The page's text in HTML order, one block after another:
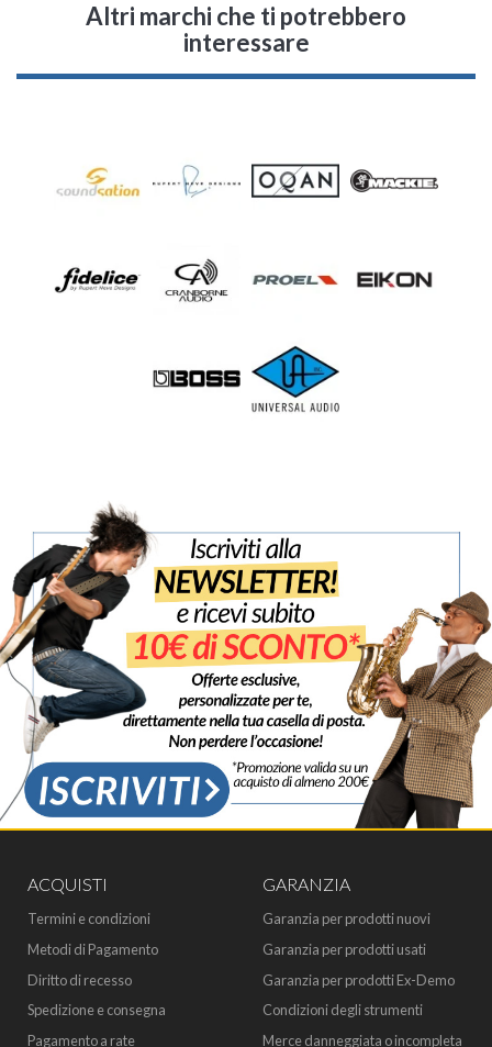
Altri marchi che ti potrebbero
interessare
ACQUISTI
Termini e condizioni
Metodi di Pagamento
Diritto di recesso
Spedizione e consegna
Pagamento a rate
GARANZIA
Garanzia per prodotti nuovi
Garanzia per prodotti usati
Garanzia per prodotti Ex-Demo
Condizioni degli strumenti
Merce danneggiata o incompleta